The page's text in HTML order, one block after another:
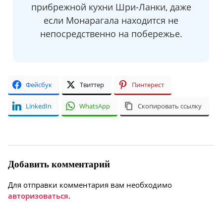
прибрежной кухни Шри-Ланки, даже
если Монарагала находится не
непосредственно на побережье.
Фейсбук Твиттер Пинтерест
LinkedIn WhatsApp Скопировать ссылку
Добавить комментарий
Для отправки комментария вам необходимо
авторизоваться.